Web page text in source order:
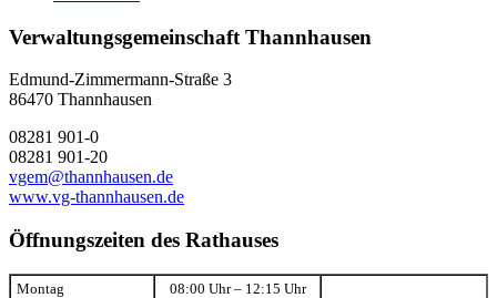
Verwaltungsgemeinschaft Thannhausen
Edmund-Zimmermann-Straße 3
86470 Thannhausen
08281 901-0
08281 901-20
vgem@thannhausen.de
www.vg-thannhausen.de
Öffnungszeiten des Rathauses
Montag 08:00 Uhr – 12:15 Uhr